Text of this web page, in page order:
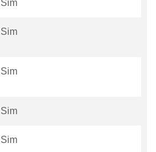
Sim
Sim
Sim
Sim
Sim